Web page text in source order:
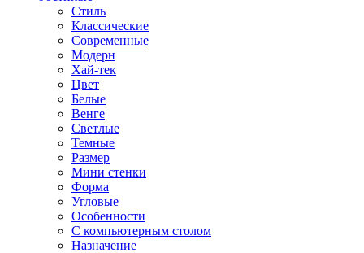
Стиль
Классические
Современные
Модерн
Хай-тек
Цвет
Белые
Венге
Светлые
Темные
Размер
Мини стенки
Форма
Угловые
Особенности
С компьютерным столом
Назначение